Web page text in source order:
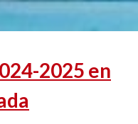
2025 en